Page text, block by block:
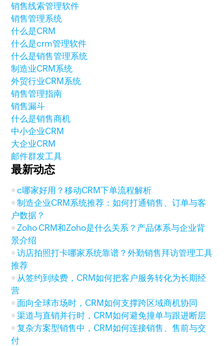
销售线索管理软件
销售管理系统
什么是CRM
什么是crm管理软件
什么是销售管理系统
制造业CRM系统
外贸行业CRM系统
销售管理指南
销售漏斗
什么是销售商机
中小企业CRM
大企业CRM
邮件群发工具
最新动态
c哪家好用？移动CRM下单流程解析
制造企业CRM系统推荐：如何打通销售、订单与客
户数据？
Zoho CRM和Zoho是什么关系？产品体系与企业背
景介绍
访店拍照打卡哪家系统靠谱？外勤销售拜访管理工具
推荐
从签约到续费，CRM如何把客户服务转化为长期经
营
面向全球市场时，CRM如何支撑跨区域商机协同
渠道与直销并行时，CRM如何避免撞单与跟进断层
复杂方案型销售中，CRM如何连接销售、售前与交
付